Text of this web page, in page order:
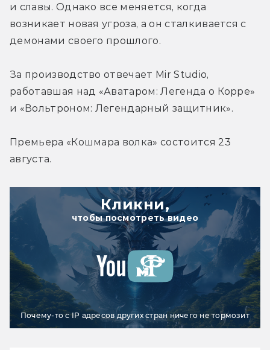
и славы. Однако все меняется, когда
возникает новая угроза, а он сталкивается с
демонами своего прошлого.
За производство отвечает Mir Studio,
работавшая над «Аватаром: Легенда о Корре»
и «Вольтроном: Легендарный защитник».
Премьера «Кошмара волка» состоится 23
августа.
Кликни,
чтобы посмотреть видео
Почему-то с IP адресов других стран ничего не тормозит